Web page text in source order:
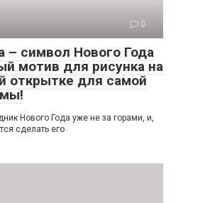
0
– символ Нового Года
мотив для рисунка на
открытке для самой
Нового Года уже не за горами, и,
сделать его